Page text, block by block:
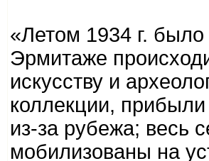
«Летом 1934 г.
Эрмитаже
искусству и
коллекции,
из-за рубежа; весь
мобилизованы на